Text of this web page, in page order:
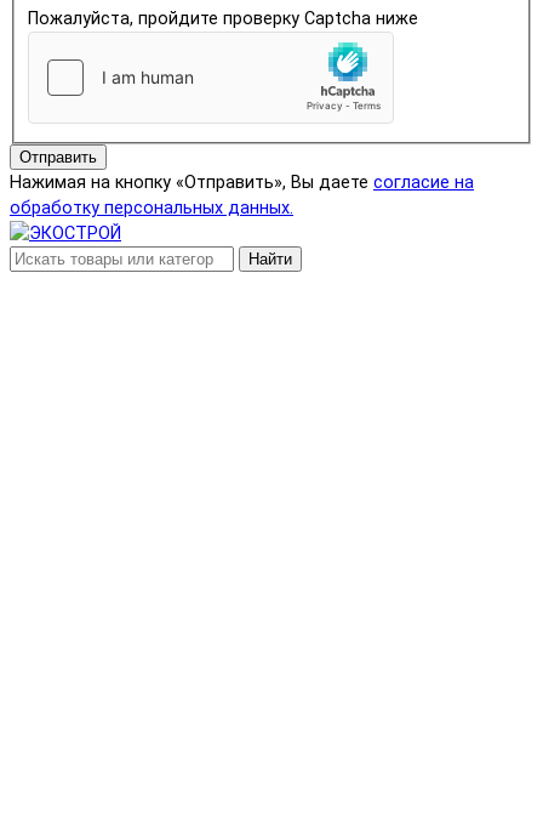
Пожалуйста, пройдите проверку Captcha ниже
Отправить
Нажимая на кнопку «Отправить», Вы даете согласие на
обработку персональных данных.
Найти